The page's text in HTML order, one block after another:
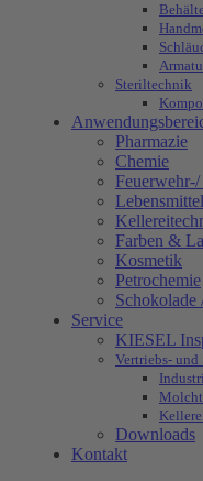
Steriltechnik
Pharmazie
Chemie
Farben &
Kosmetik
Petrochemie
Schokolade
Service
KIESEL
Vertriebs- und
Downloads
Kontakt